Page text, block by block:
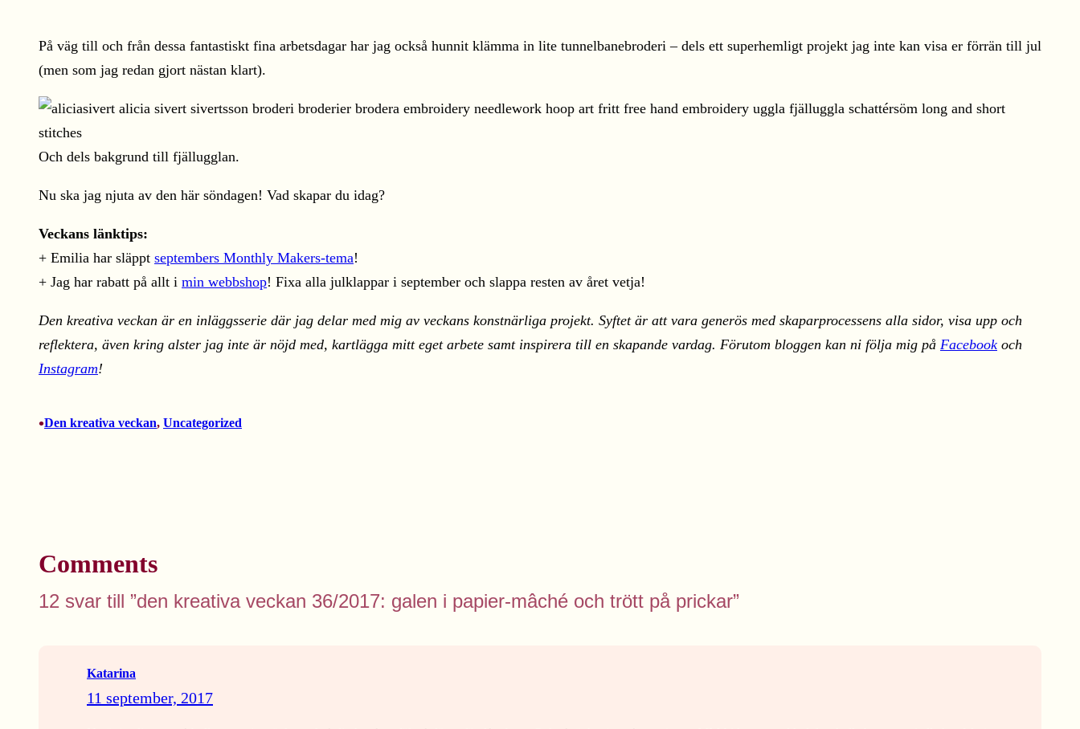
På väg till och från dessa fantastiskt fina arbetsdagar har jag också hunnit klämma in lite tunnelbanebroderi – dels ett superhemligt projekt jag inte kan visa er förrän till jul
(men som jag redan gjort nästan klart).
Och dels bakgrund till fjällugglan.
Nu ska jag njuta av den här söndagen! Vad skapar du idag?
Veckans länktips:
+ Emilia har släppt septembers Monthly Makers-tema!
+ Jag har rabatt på allt i min webbshop! Fixa alla julklappar i september och slappa resten av året vetja!
Den kreativa veckan är en inläggsserie där jag delar med mig av veckans konstnärliga projekt. Syftet är att vara generös med skaparprocessens alla sidor, visa upp och
reflektera, även kring alster jag inte är nöjd med, kartlägga mitt eget arbete samt inspirera till en skapande vardag. Förutom bloggen kan ni följa mig på Facebook och
Instagram!
•Den kreativa veckan, Uncategorized
Comments
12 svar till ”den kreativa veckan 36/2017: galen i papier-mâché och trött på prickar”
Katarina
11 september, 2017